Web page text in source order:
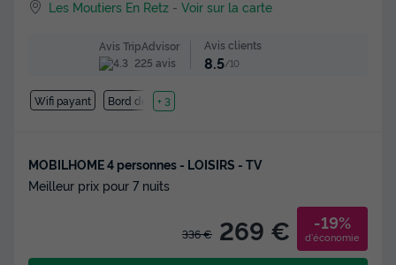
Les Moutiers En Retz -Voir sur la carte
Avis TripAdvisor
225 avis
Avis clients
8.5/10
Wifi payant Bord de mer
+ 3
MOBILHOME 4 personnes - LOISIRS - TV
Meilleur prix pour 7 nuits
336 € 269 € -19%
d'économie